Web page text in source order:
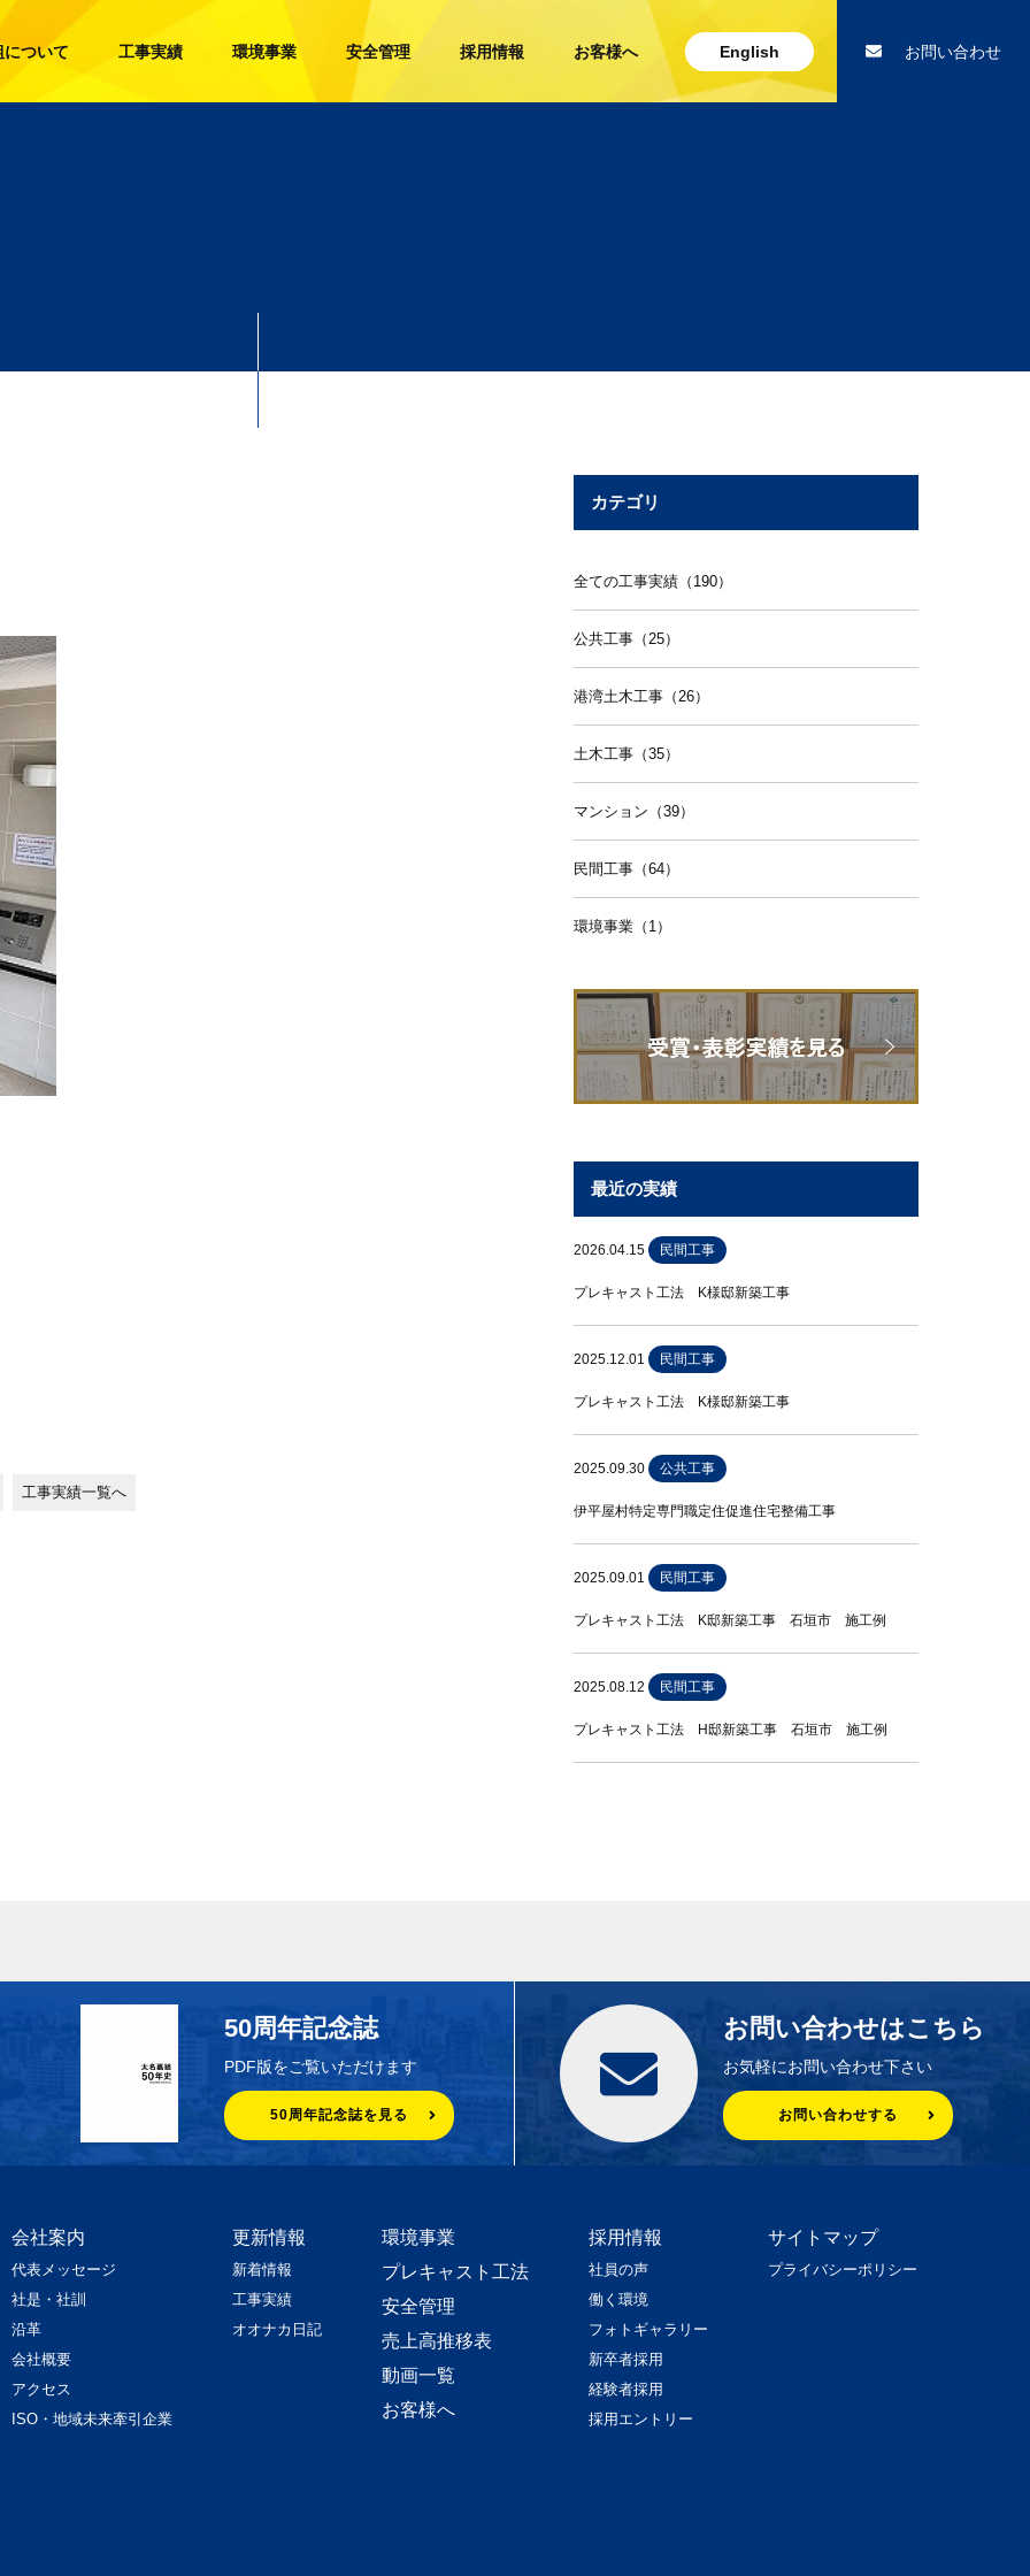
ついて 工事実績 環境事業 安全管理 採用情報 お客様へ English お問い合わせ
工事実績一覧へ
カテゴリ
全ての工事実績（190）
公共工事（25）
港湾土木工事（26）
土木工事（35）
マンション（39）
民間工事（64）
環境事業（1）
最近の実績
2026.04.15 民間工事
プレキャスト工法 K様邸新築工事
2025.12.01 民間工事
プレキャスト工法 K様邸新築工事
2025.09.30 公共工事
伊平屋村特定専門職定住促進住宅整備工事
2025.09.01 民間工事
プレキャスト工法 K邸新築工事 石垣市 施工例
2025.08.12 民間工事
プレキャスト工法 H邸新築工事 石垣市 施工例
50周年記念誌
PDF版をご覧いただけます
50周年記念誌を見る
お問い合わせはこちら
お気軽にお問い合わせ下さい
お問い合わせする
会社案内
代表メッセージ
社是・社訓
沿革
会社概要
アクセス
ISO・地域未来牽引企業
更新情報
新着情報
工事実績
オオナカ日記
環境事業
プレキャスト工法
安全管理
売上高推移表
動画一覧
お客様へ
採用情報
社員の声
働く環境
フォトギャラリー
新卒者採用
経験者採用
採用エントリー
サイトマップ
プライバシーポリシー